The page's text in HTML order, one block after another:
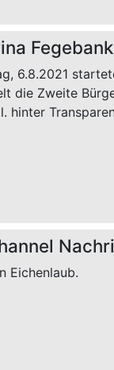
6.8.2021
die Zweite
hinter
Eichenlaub.